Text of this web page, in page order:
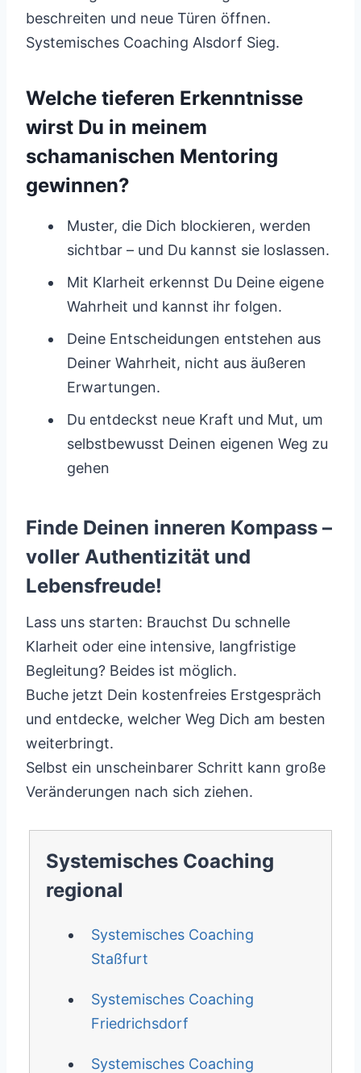
beschreiten und neue Türen öffnen.
Systemisches Coaching Alsdorf Sieg.
Welche tieferen Erkenntnisse
wirst Du in meinem
schamanischen Mentoring
gewinnen?
Muster, die Dich blockieren, werden
sichtbar – und Du kannst sie loslassen.
Mit Klarheit erkennst Du Deine eigene
Wahrheit und kannst ihr folgen.
Deine Entscheidungen entstehen aus
Deiner Wahrheit, nicht aus äußeren
Erwartungen.
Du entdeckst neue Kraft und Mut, um
selbstbewusst Deinen eigenen Weg zu
gehen
Finde Deinen inneren Kompass –
voller Authentizität und
Lebensfreude!
Lass uns starten: Brauchst Du schnelle
Klarheit oder eine intensive, langfristige
Begleitung? Beides ist möglich.
Buche jetzt Dein kostenfreies Erstgespräch
und entdecke, welcher Weg Dich am besten
weiterbringt.
Selbst ein unscheinbarer Schritt kann große
Veränderungen nach sich ziehen.
Systemisches Coaching
regional
Systemisches Coaching
Staßfurt
Systemisches Coaching
Friedrichsdorf
Systemisches Coaching